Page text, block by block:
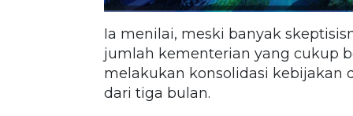
Ia menilai, meski banyak
jumlah kementerian yang cukup
melakukan konsolidasi kebijakan
dari tiga bulan.